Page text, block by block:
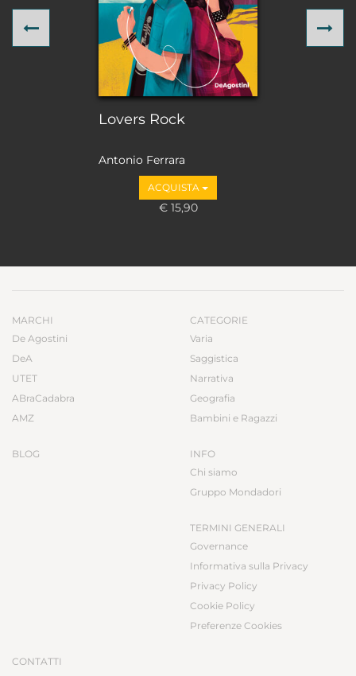
Lovers Rock
Antonio Ferrara
ACQUISTA
€ 15,90
Previous
MARCHI
De Agostini
DeA
UTET
ABraCadabra
AMZ
BLOG
CATEGORIE
Varia
Saggistica
Narrativa
Geografia
Bambini e Ragazzi
INFO
Chi siamo
Gruppo Mondadori
TERMINI GENERALI
Governance
Informativa sulla Privacy
Privacy Policy
Cookie Policy
Preferenze Cookies
CONTATTI